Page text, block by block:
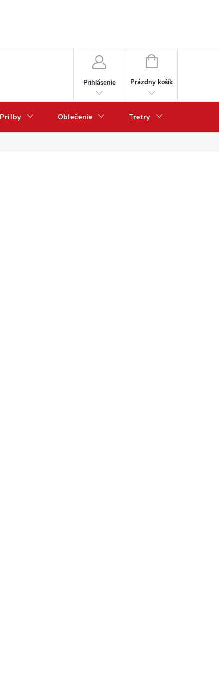
Prihlásenie
NÁKUPNÝ
Prázdny košík
Prilby Oblečenie Tretry